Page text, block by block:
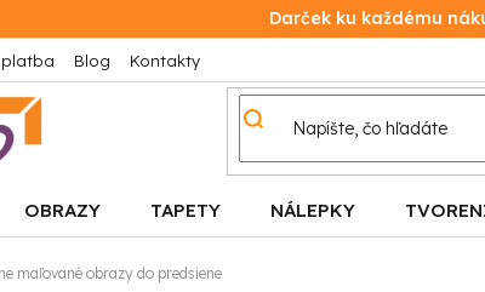
Darček ku každému
Blog Kontakty
OBRAZY TAPETY NÁLEPKY
maľované obrazy do predsiene